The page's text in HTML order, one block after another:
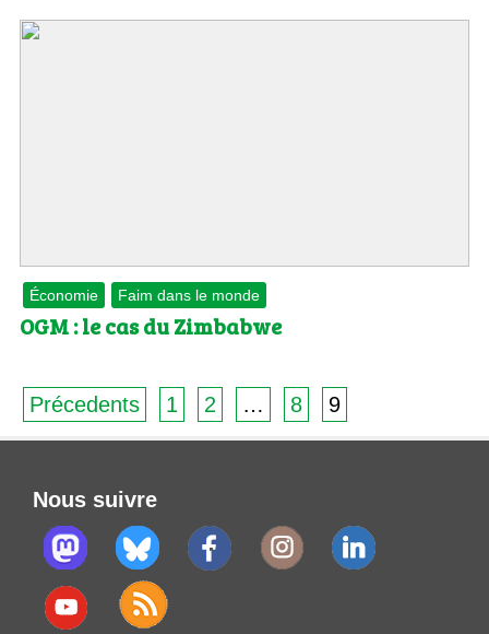
Économie Faim dans le monde
OGM : le cas du Zimbabwe
Précedents 1 2 … 8 9
Nous suivre